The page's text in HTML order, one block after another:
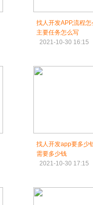
找人开发APP,流程
主要任务怎么写
2021-10-30 16:15
找人开发app要多少
需要多少钱
2021-10-30 17:15